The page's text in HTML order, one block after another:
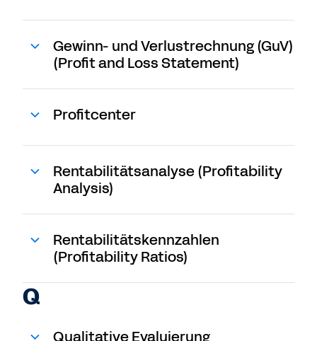
Gewinn- und Verlustrechnung (GuV)
(Profit and Loss Statement)
Profitcenter
Rentabilitätsanalyse (Profitability
Analysis)
Rentabilitätskennzahlen
(Profitability Ratios)
Q
Qualitative Evaluierung